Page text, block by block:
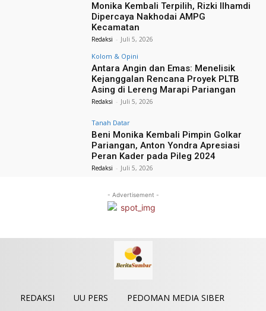
Monika Kembali Terpilih, Rizki Ilhamdi
Dipercaya Nakhodai AMPG
Kecamatan
Redaksi - Juli 5, 2026
Kolom & Opini
Antara Angin dan Emas: Menelisik
Kejanggalan Rencana Proyek PLTB
Asing di Lereng Marapi Pariangan
Redaksi - Juli 5, 2026
Tanah Datar
Beni Monika Kembali Pimpin Golkar
Pariangan, Anton Yondra Apresiasi
Peran Kader pada Pileg 2024
Redaksi - Juli 5, 2026
- Advertisement -
REDAKSI UU PERS PEDOMAN MEDIA SIBER